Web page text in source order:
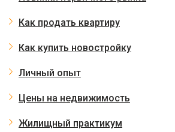
Как продать квартиру
Как купить новостройку
Личный опыт
Цены на недвижимость
Жилищный практикум